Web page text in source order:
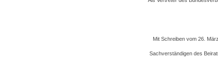
Mit Schreiben vom 26.
Sachverständigen des